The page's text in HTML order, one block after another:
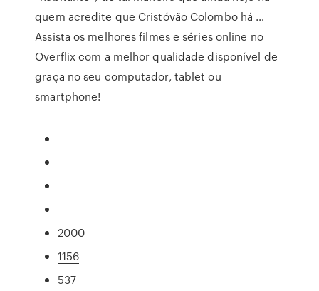
quem acredite que Cristóvão Colombo há …
Assista os melhores filmes e séries online no
Overflix com a melhor qualidade disponível de
graça no seu computador, tablet ou
smartphone!
2000
1156
537